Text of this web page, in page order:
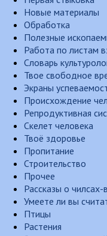
Новые материалы
Обработка
Полезные
Работа по листам
Словарь
Твое свободное
Экраны
Происхождение
Репродуктивная
Скелет человека
Твоё здоровье
Пропитание
Строительство
Прочее
Рассказы о чилсах-
Умеете ли вы
Птицы
Растения